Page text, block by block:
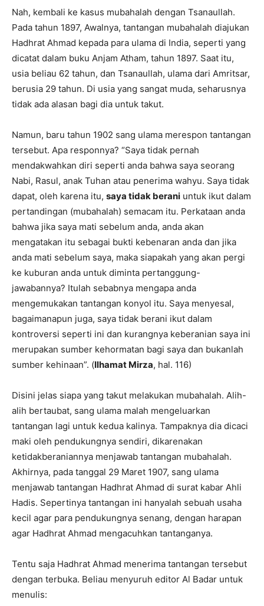
Nah, kembali ke kasus mubahalah dengan Tsanaullah.
Pada tahun 1897, Awalnya, tantangan mubahalah diajukan
Hadhrat Ahmad kepada para ulama di India, seperti yang
dicatat dalam buku Anjam Atham, tahun 1897. Saat itu,
usia beliau 62 tahun, dan Tsanaullah, ulama dari Amritsar,
berusia 29 tahun. Di usia yang sangat muda, seharusnya
tidak ada alasan bagi dia untuk takut.
Namun, baru tahun 1902 sang ulama merespon tantangan
tersebut. Apa responnya? “Saya tidak pernah
mendakwahkan diri seperti anda bahwa saya seorang
Nabi, Rasul, anak Tuhan atau penerima wahyu. Saya tidak
dapat, oleh karena itu, saya tidak berani untuk ikut dalam
pertandingan (mubahalah) semacam itu. Perkataan anda
bahwa jika saya mati sebelum anda, anda akan
mengatakan itu sebagai bukti kebenaran anda dan jika
anda mati sebelum saya, maka siapakah yang akan pergi
ke kuburan anda untuk diminta pertanggung-
jawabannya? Itulah sebabnya mengapa anda
mengemukakan tantangan konyol itu. Saya menyesal,
bagaimanapun juga, saya tidak berani ikut dalam
kontroversi seperti ini dan kurangnya keberanian saya ini
merupakan sumber kehormatan bagi saya dan bukanlah
sumber kehinaan”. (Ilhamat Mirza, hal. 116)
Disini jelas siapa yang takut melakukan mubahalah. Alih-
alih bertaubat, sang ulama malah mengeluarkan
tantangan lagi untuk kedua kalinya. Tampaknya dia dicaci
maki oleh pendukungnya sendiri, dikarenakan
ketidakberaniannya menjawab tantangan mubahalah.
Akhirnya, pada tanggal 29 Maret 1907, sang ulama
menjawab tantangan Hadhrat Ahmad di surat kabar Ahli
Hadis. Sepertinya tantangan ini hanyalah sebuah usaha
kecil agar para pendukungnya senang, dengan harapan
agar Hadhrat Ahmad mengacuhkan tantanganya.
Tentu saja Hadhrat Ahmad menerima tantangan tersebut
dengan terbuka. Beliau menyuruh editor Al Badar untuk
menulis: